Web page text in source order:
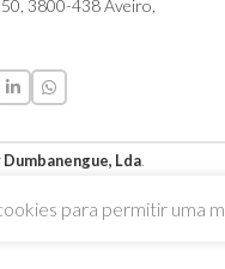
50, 3800-438 Aveiro,
Dumbanengue, Lda.
para permitir uma